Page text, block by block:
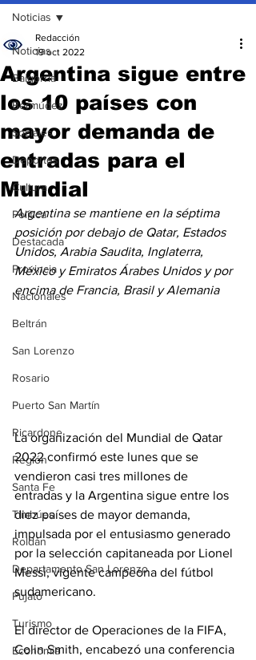
Noticias
Baigorria
Bermúdez
Sociales
Deportes
Cultura
Política
Destacada
Provincia
Nacionales
Beltrán
San Lorenzo
Rosario
Puerto San Martín
Ricardone
Región
Santa Fe
Timbúes
Roldán
Departamento San Lorenzo
Pujato
Turismo
Economía
Noticias
Argentina sigue entre
los 10 países con
mayor demanda de
entradas para el
Mundial
Redacción
19 oct 2022
Argentina se mantiene en la séptima
posición por debajo de Qatar, Estados
Unidos, Arabia Saudita, Inglaterra,
México y Emiratos Árabes Unidos y por
encima de Francia, Brasil y Alemania
La organización del Mundial de Qatar
2022 confirmó este lunes que se
vendieron casi tres millones de
entradas y la Argentina sigue entre los
diez países de mayor demanda,
impulsada por el entusiasmo generado
por la selección capitaneada por Lionel
Messi, vigente campeona del fútbol
sudamericano.
El director de Operaciones de la FIFA,
Colin Smith, encabezó una conferencia